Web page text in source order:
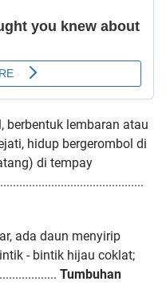
berbentuk lembaran atau
hidup bergerombol di
di tempay
ada daun menyirip
- bintik hijau coklat;
Tumbuhan